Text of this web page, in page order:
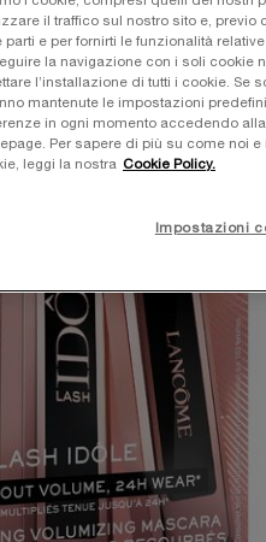
il traffico sul nostro sito e,
parti e per fornirti le funzionalità
la navigazione con i soli cookie
l’installazione di tutti i cookie. Se
mantenute le impostazioni
in ogni momento accedendo
Per sapere di più su come noi
leggi la nostra Cookie Policy.
Impostazioni